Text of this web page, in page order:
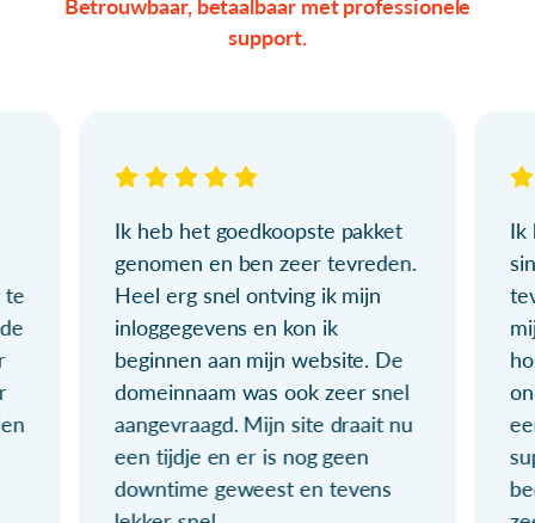
Betrouwbaar, betaalbaar met professionele
support.
te
Ik heb het goedkoopste pakket
genomen en ben zeer tevreden.
Heel erg snel ontving ik mijn
inloggegevens en kon ik
beginnen aan mijn website. De
domeinnaam was ook zeer snel
aangevraagd. Mijn site draait nu
een tijdje en er is nog geen
downtime geweest en tevens
Ik